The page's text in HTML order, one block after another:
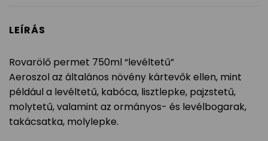
LEÍRÁS
Rovarölő permet 750ml “levéltetű”
Aeroszol az általános növény kártevők ellen, mint
például a levéltetű, kabóca, lisztlepke, pajzstetű,
molytetű, valamint az ormányos- és levélbogarak,
takácsatka, molylepke.